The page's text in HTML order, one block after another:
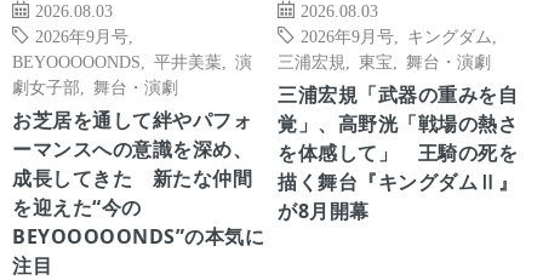
2026.08.03
2026年9月号
BEYOOOOONDS
平井美葉
演
劇女子部
舞台・演劇
お芝居を通して絆やパフォ
ーマンスへの意識を深め、
成長してきた 新たな仲間
を迎えた“今の
BEYOOOOONDS”の本気に
注目
2026.08.03
2026年9月号
キングダム
三浦宏規
東宝 舞台・演劇
三浦宏規「武器の重みを自
覚」、高野洸「戦場の熱さ
を体感して」 王騎の死を
描く舞台『キングダムⅡ』
が8月開幕